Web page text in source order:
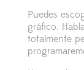
Puedes
gráfico.
totalmente